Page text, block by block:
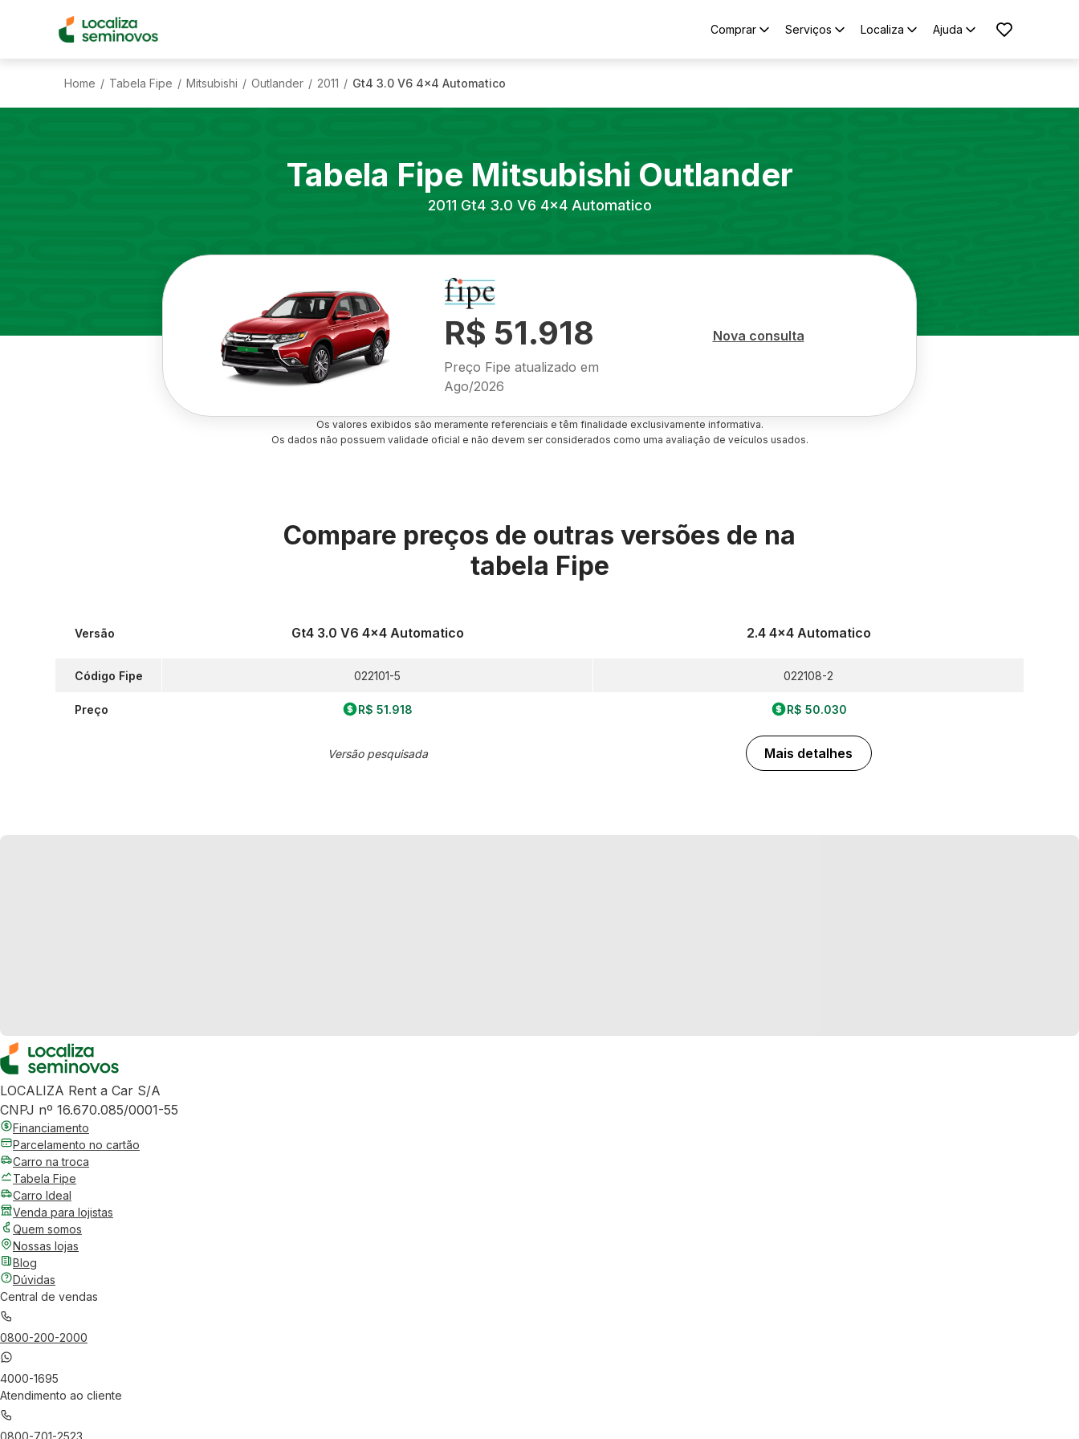
Comprar Serviços Localiza Ajuda
Home / Tabela Fipe / Mitsubishi / Outlander / 2011 / Gt4 3.0 V6 4x4 Automatico
Tabela Fipe Mitsubishi Outlander
2011 Gt4 3.0 V6 4x4 Automatico
R$ 51.918
Preço Fipe atualizado em
Ago/2026
Nova consulta
Os valores exibidos são meramente referenciais e têm finalidade exclusivamente informativa.
Os dados não possuem validade oficial e não devem ser considerados como uma avaliação de veículos usados.
Compare preços de outras versões de na
tabela Fipe
Versão
Código Fipe
Preço
Gt4 3.0 V6 4x4 Automatico
022101-5
R$ 51.918
Versão pesquisada
2.4 4x4 Automatico
022108-2
R$ 50.030
Mais detalhes
LOCALIZA Rent a Car S/A
CNPJ nº 16.670.085/0001-55
Financiamento
Parcelamento no cartão
Carro na troca
Tabela Fipe
Carro Ideal
Venda para lojistas
Quem somos
Nossas lojas
Blog
Dúvidas
Central de vendas
0800-200-2000
4000-1695
Atendimento ao cliente
0800-701-2523